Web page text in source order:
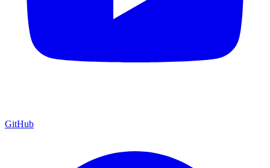
GitHub